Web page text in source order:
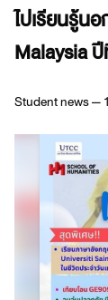
ไปเรียนรู้น
Malaysia
Student news —